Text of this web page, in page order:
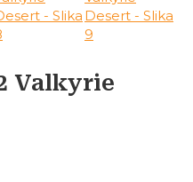
Valkyrie